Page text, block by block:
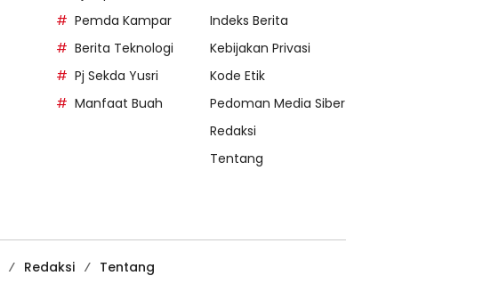
Pemda Kampar
Berita Teknologi
Pj Sekda Yusri
Manfaat Buah
Indeks Berita
Kebijakan Privasi
Kode Etik
Pedoman Media Siber
Redaksi
Tentang
Redaksi
Tentang